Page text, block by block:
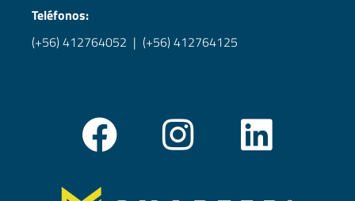
Teléfonos:
(+56) 412764052 | (+56) 412764125